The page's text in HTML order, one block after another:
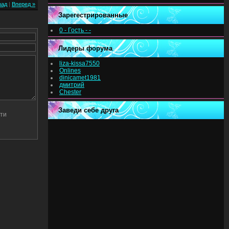
| Вперед »
Зарегестрированные
0 - Гость - -
Лидеры форума
liza-kissa7550
Onlines
dinicamet1981
дмитрий
Chester
Заведи себе друга